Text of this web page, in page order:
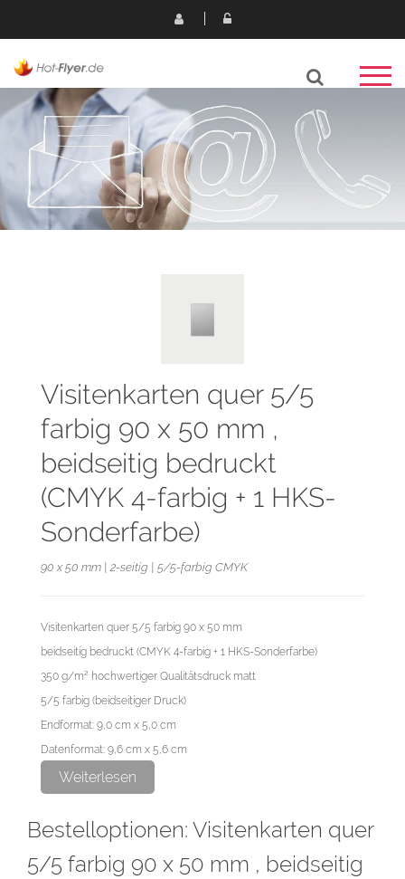
Visitenkarten quer 5/5
farbig 90 x 50 mm ,
beidseitig bedruckt
(CMYK 4-farbig + 1 HKS-
Sonderfarbe)
90 x 50 mm | 2-seitig | 5/5-farbig CMYK
Visitenkarten quer 5/5 farbig 90 x 50 mm
beidseitig bedruckt (CMYK 4-farbig + 1 HKS-Sonderfarbe)
350 g/m² hochwertiger Qualitätsdruck matt
5/5 farbig (beidseitiger Druck)
Endformat: 9,0 cm x 5,0 cm
Datenformat: 9,6 cm x 5,6 cm
Weiterlesen
Bestelloptionen: Visitenkarten quer
5/5 farbig 90 x 50 mm , beidseitig